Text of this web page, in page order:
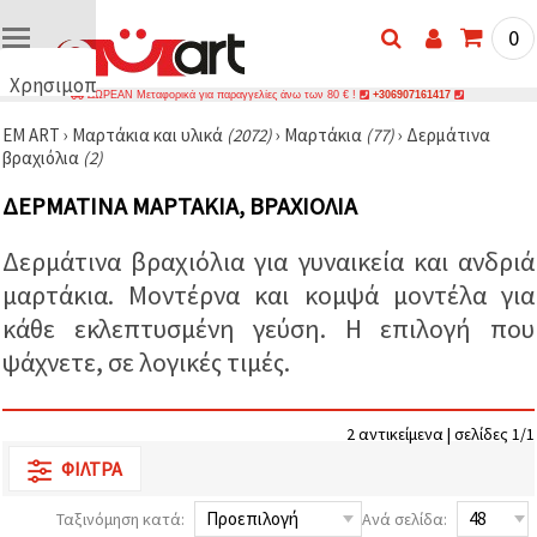
Χρησιμοποιούμε
🍪
Χρησιμοποιούμε
παρόμοιες
τεχνολογίες
διασφαλίσουμε
τη σωστή
λειτουργία
του
ιστότοπου,
να
βελτιώσουμε
εμπειρία
συγκατάθεσή
σας, να
0
ΔΩΡΕΑΝ Μεταφορικά για παραγγελίες άνω των 80 € ! +306907161417
EM ART › Μαρτάκια και υλικά (2072)› Μαρτάκια (77)› Δερμάτινα
βραχιόλια (2)
ΔΕΡΜΆΤΙΝΑ ΜΑΡΤΆΚΙΑ, ΒΡΑΧΙΌΛΙΑ
Δερμάτινα βραχιόλια για γυναικεία και ανδριά
μαρτάκια. Μοντέρνα και κομψά μοντέλα για
κάθε εκλεπτυσμένη γεύση. Η επιλογή που
ψάχνετε, σε λογικές τιμές.
2 αντικείμενα | σελίδες 1/1
ΦΊΛΤΡΑ
Ταξινόμηση κατά: Ανά σελίδα: